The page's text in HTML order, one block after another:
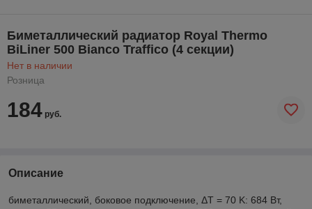
Биметаллический радиатор Royal Thermo
BiLiner 500 Bianco Traffico (4 секции)
Нет в наличии
Розница
184 руб.
Описание
биметаллический, боковое подключение, ΔТ = 70 K: 684 Вт,